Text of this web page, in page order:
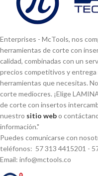
Enterprises - McTools, nos
herramientas de corte con
calidad, combinadas con un
precios competitivos y entrega
herramientas que necesitas.
corte mediocres. ¡Elige
de corte con insertos
nuestro sitio webo
información."
Puedes comunicarse con
teléfonos: 57 313 4415201 -
Email: info@mctools.co